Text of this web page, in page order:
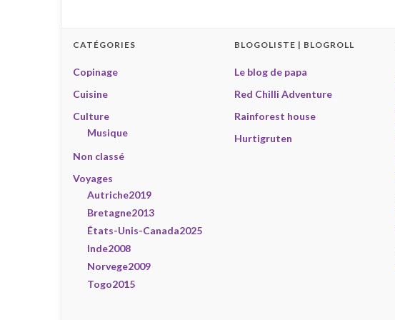
CATÉGORIES
Copinage
Cuisine
Culture
Musique
Non classé
Voyages
Autriche2019
Bretagne2013
États-Unis-Canada2025
Inde2008
Norvege2009
Togo2015
BLOGOLISTE | BLOGROLL
Le blog de papa
Red Chilli Adventure
Rainforest house
Hurtigruten